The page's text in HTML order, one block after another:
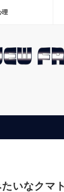
理
いなクマ